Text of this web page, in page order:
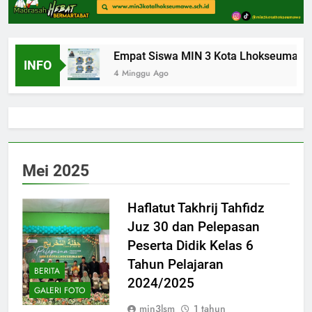
INFO
Empat Siswa MIN 3 Kota
4 Minggu Ago
Mei 2025
BERITA
GALERI FOTO
Haflatut Takhrij Tahfidz
Juz 30 dan Pelepasan
Peserta Didik Kelas 6
Tahun Pelajaran
2024/2025
min3lsm 1 tahun